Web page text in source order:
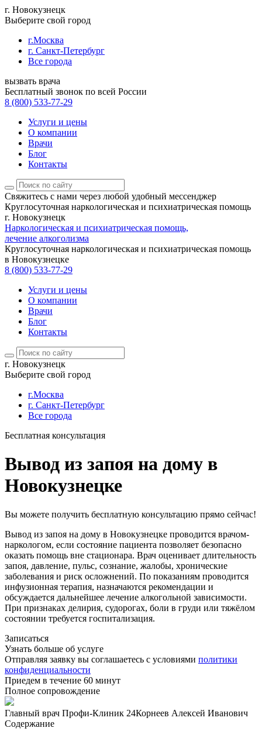
г. Новокузнецк
Выберите свой город
г.Москва
г. Санкт-Петербург
Все города
вызвать врача
Бесплатный звонок по всей России
8 (800) 533-77-29
Услуги и цены
О компании
Врачи
Блог
Контакты
Свяжитесь с нами через любой удобный мессенджер
Круглосуточная наркологическая и психиатрическая помощь
г. Новокузнецк
Наркологическая и психиатрическая помощь,
лечение алкоголизма
Круглосуточная наркологическая и психиатрическая помощь
в Новокузнецке
8 (800) 533-77-29
Услуги и цены
О компании
Врачи
Блог
Контакты
г. Новокузнецк
Выберите свой город
г.Москва
г. Санкт-Петербург
Все города
Бесплатная консультация
Вывод из запоя на дому в
Новокузнецке
Вы можете получить бесплатную консультацию прямо сейчас!
Вывод из запоя на дому в Новокузнецке проводится врачом-
наркологом, если состояние пациента позволяет безопасно
оказать помощь вне стационара. Врач оценивает длительность
запоя, давление, пульс, сознание, жалобы, хронические
заболевания и риск осложнений. По показаниям проводится
инфузионная терапия, назначаются рекомендации и
обсуждается дальнейшее лечение алкогольной зависимости.
При признаках делирия, судорогах, боли в груди или тяжёлом
состоянии требуется госпитализация.
Записаться
Узнать больше об услуге
Отправляя заявку вы соглашаетесь с условиями политики
конфиденциальности
Приедем в течение 60 минут
Полное сопровождение
Главный врач Профи-Клиник 24Корнеев Алексей Иванович
Содержание